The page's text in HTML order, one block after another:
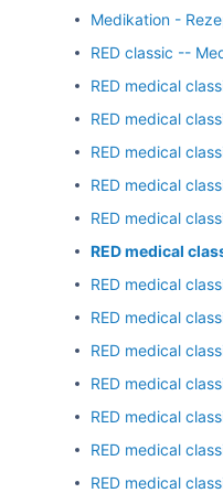
Medikation -
RED classic --
RED medical
RED medical
RED medical
RED medical
RED medical
RED medical
RED medical
RED medical
RED medical
RED medical
RED medical
RED medical
RED medical